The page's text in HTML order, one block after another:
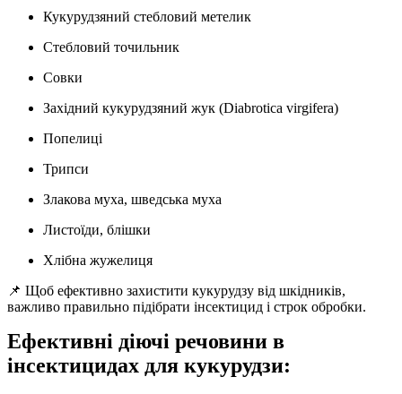
Кукурудзяний стебловий метелик
Стебловий точильник
Совки
Західний кукурудзяний жук (Diabrotica virgifera)
Попелиці
Трипси
Злакова муха, шведська муха
Листоїди, блішки
Хлібна жужелиця
📌 Щоб ефективно захистити кукурудзу від шкідників,
важливо правильно підібрати інсектицид і строк обробки.
Ефективні діючі речовини в
інсектицидах для кукурудзи: